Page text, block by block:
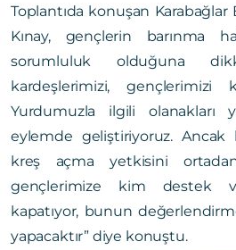
Toplantıda konuşan Karabağlar
Kınay, gençlerin barınma
sorumluluk olduğuna
kardeşlerimizi, gençlerimizi
Yurdumuzla ilgili olanakları
eylemde geliştiriyoruz.
kreş açma yetkisini
gençlerimize kim destek
kapatıyor, bunun
yapacaktır” diye konuştu.